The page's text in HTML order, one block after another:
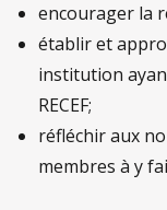
encourager la
établir et
institution
RECEF;
réfléchir aux
membres à y